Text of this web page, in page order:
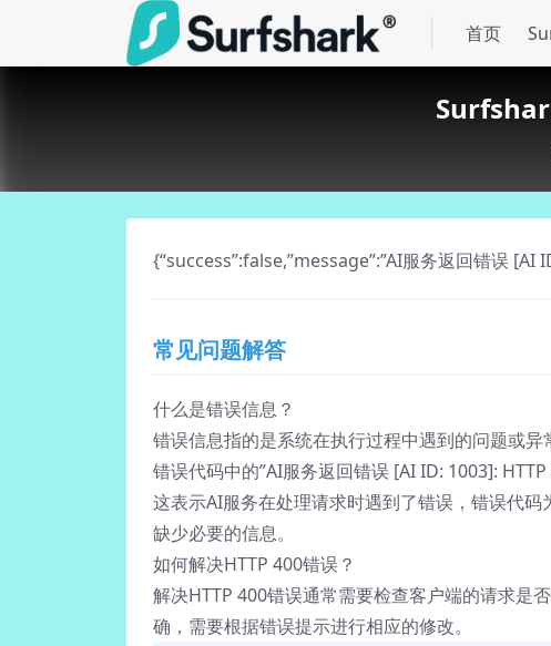
首页
{“success”:false,”message”:”AI服务返回错误 [AI
常见问题解答
什么是错误信息？
错误信息指的是系统在执行过程中遇到的问题或异
错误代码中的”AI服务返回错误 [AI ID: 1003]: HTTP
这表示AI服务在处理请求时遇到了错误，错误代
缺少必要的信息。
如何解决HTTP 400错误？
解决HTTP 400错误通常需要检查客户端的请求是
确，需要根据错误提示进行相应的修改。